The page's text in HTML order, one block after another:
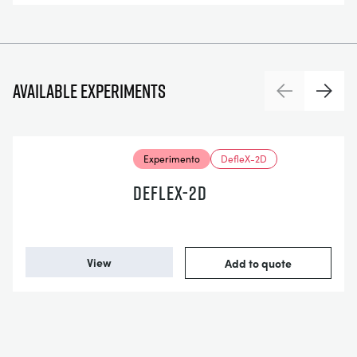
Available experiments PreviousNext
Experimento DefleX-2D
DEFLEX-2D
View Add to quote